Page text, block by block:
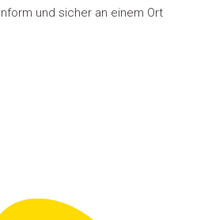
und sicher an einem Ort